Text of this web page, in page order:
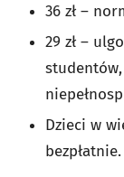
36 zł –
29 zł –
Dzieci w
bezpłatnie.